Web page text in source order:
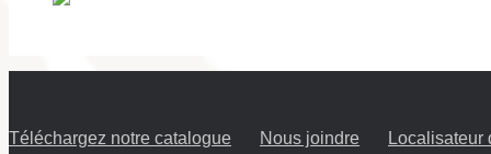
Téléchargez notre catalogue Nous joindre Localisateur